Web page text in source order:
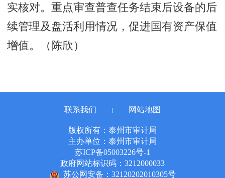
实核对。重点审查普查任务结束后设备的后
续管理及盘活利用情况，促进国有资产保值
增值。（陈欣）
联系我们 网站地图
版权所有：泰州市审计局
主办单位：泰州市审计局
苏ICP备05003226号-1
政府网站标识码：3212000033
苏公网安备：32120202010305号